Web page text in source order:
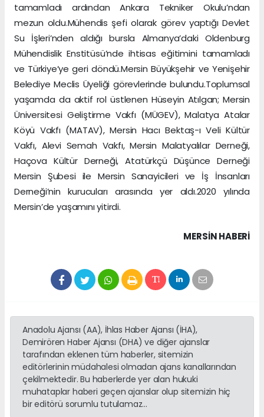
tamamladı ardından Ankara Tekniker Okulu’ndan
mezun oldu.Mühendis şefi olarak görev yaptığı Devlet
Su İşleri’nden aldığı bursla Almanya’daki Oldenburg
Mühendislik Enstitüsü’nde ihtisas eğitimini tamamladı
ve Türkiye’ye geri döndü.Mersin Büyükşehir ve Yenişehir
Belediye Meclis Üyeliği görevlerinde bulundu.Toplumsal
yaşamda da aktif rol üstlenen Hüseyin Atılgan; Mersin
Üniversitesi Geliştirme Vakfı (MÜGEV), Malatya Atalar
Köyü Vakfı (MATAV), Mersin Hacı Bektaş-ı Veli Kültür
Vakfı, Alevi Semah Vakfı, Mersin Malatyalılar Derneği,
Haçova Kültür Derneği, Atatürkçü Düşünce Derneği
Mersin Şubesi ile Mersin Sanayicileri ve İş İnsanları
Derneği’nin kurucuları arasında yer aldı.2020 yılında
Mersin’de yaşamını yitirdi.
MERSIN HABERİ
Anadolu Ajansı (AA), İhlas Haber Ajansı (İHA),
Demirören Haber Ajansı (DHA) ve diğer ajanslar
tarafından eklenen tüm haberler, sitemizin
editörlerinin müdahalesi olmadan ajans kanallarından
çekilmektedir. Bu haberlerde yer alan hukuki
muhataplar haberi geçen ajanslar olup sitemizin hiç
bir editörü sorumlu tutulamaz...